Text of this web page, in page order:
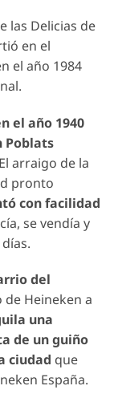
las Delicias de
en el
el año 1984
el año 1940
Poblats
arraigo de la
pronto
con facilidad
se vendía y
del
Heineken a
una
de un guiño
ciudad que
España.